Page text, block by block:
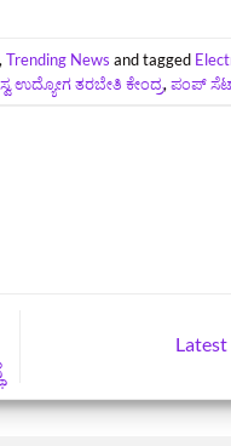
,Trending News and tagged
ಉದ್ಯೋಗ ತರಬೇತಿ ಕೇಂದ್ರ,ಪಂಪ್